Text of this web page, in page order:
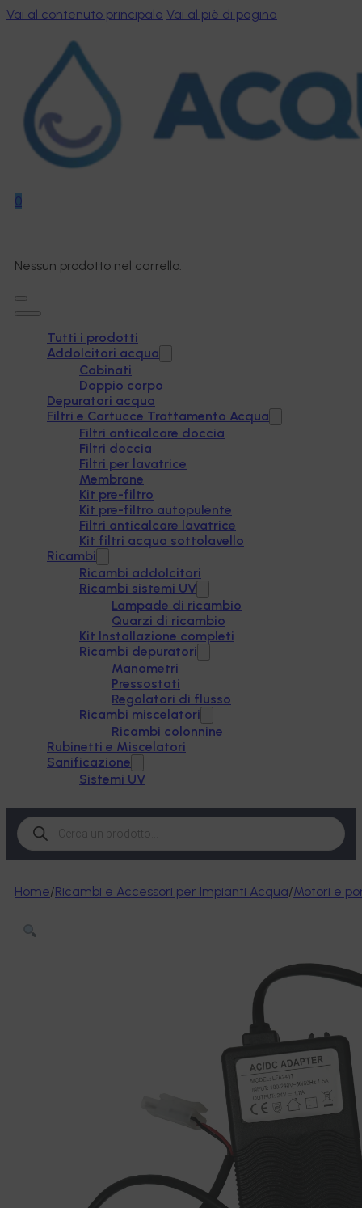
Vai al contenuto principale Vai al piè di pagina
0
Nessun prodotto nel carrello.
Tutti i prodotti
Addolcitori acqua
Cabinati
Doppio corpo
Depuratori acqua
Filtri e Cartucce Trattamento Acqua
Filtri anticalcare doccia
Filtri doccia
Filtri per lavatrice
Membrane
Kit pre-filtro
Kit pre-filtro autopulente
Filtri anticalcare lavatrice
Kit filtri acqua sottolavello
Ricambi
Ricambi addolcitori
Ricambi sistemi UV
Lampade di ricambio
Quarzi di ricambio
Kit Installazione completi
Ricambi depuratori
Manometri
Pressostati
Regolatori di flusso
Ricambi miscelatori
Ricambi colonnine
Rubinetti e Miscelatori
Sanificazione
Sistemi UV
Products
search
Home/Ricambi e Accessori per Impianti Acqua/Motori e